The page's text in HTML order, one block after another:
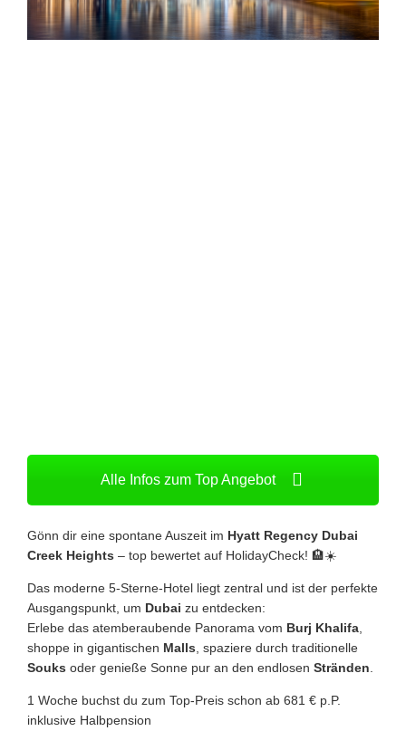
Alle Infos zum Top Angebot
Gönn dir eine spontane Auszeit im Hyatt Regency Dubai
Creek Heights – top bewertet auf HolidayCheck! 🏨☀️
Das moderne 5-Sterne-Hotel liegt zentral und ist der perfekte
Ausgangspunkt, um Dubai zu entdecken:
Erlebe das atemberaubende Panorama vom Burj Khalifa,
shoppe in gigantischen Malls, spaziere durch traditionelle
Souks oder genieße Sonne pur an den endlosen Stränden.
1 Woche buchst du zum Top-Preis schon ab 681 € p.P.
inklusive Halbpension